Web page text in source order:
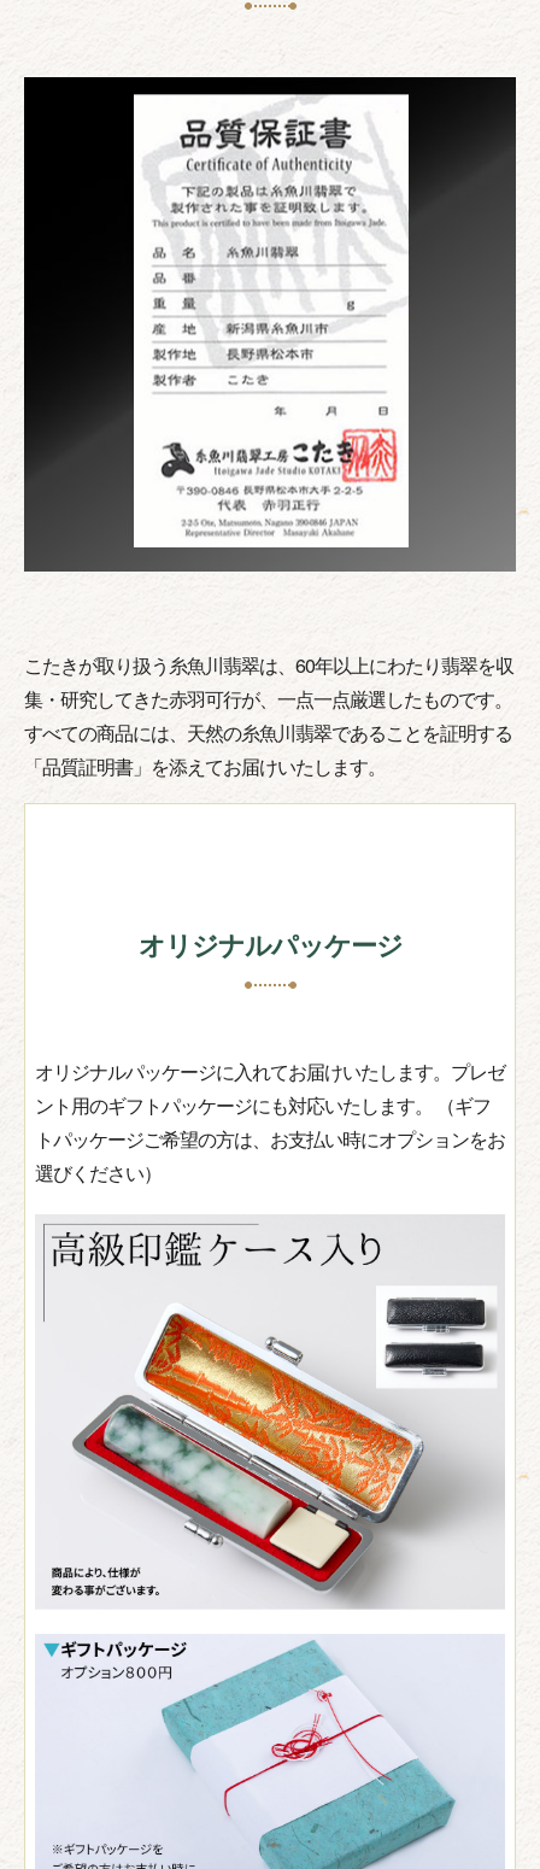
こたきが取り扱う糸魚川翡翠は、60年以上にわたり翡翠を収
集・研究してきた赤羽可行が、一点一点厳選したものです。
すべての商品には、天然の糸魚川翡翠であることを証明する
「品質証明書」を添えてお届けいたします。
オリジナルパッケージ
オリジナルパッケージに入れてお届けいたします。プレゼ
ント用のギフトパッケージにも対応いたします。 （ギフ
トパッケージご希望の方は、お支払い時にオプションをお
選びください）